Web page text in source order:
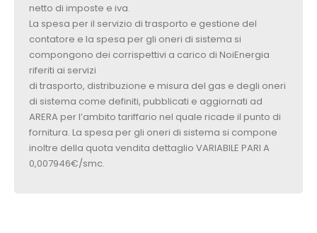
netto di imposte e iva.
La spesa per il servizio di trasporto e gestione del
contatore e la spesa per gli oneri di sistema si
compongono dei corrispettivi a carico di NoiEnergia
riferiti ai servizi
di trasporto, distribuzione e misura del gas e degli oneri
di sistema come definiti, pubblicati e aggiornati ad
ARERA per l’ambito tariffario nel quale ricade il punto di
fornitura. La spesa per gli oneri di sistema si compone
inoltre della quota vendita dettaglio VARIABILE PARI A
0,007946€/smc.